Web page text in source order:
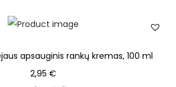
apsauginis rankų kremas, 100 ml
2,95 €